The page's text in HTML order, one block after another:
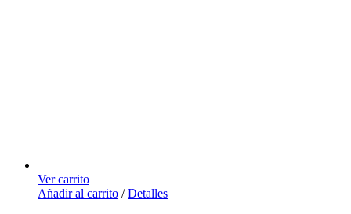
Ver carrito
Añadir al carrito / Detalles